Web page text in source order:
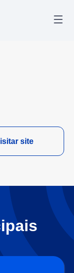
site